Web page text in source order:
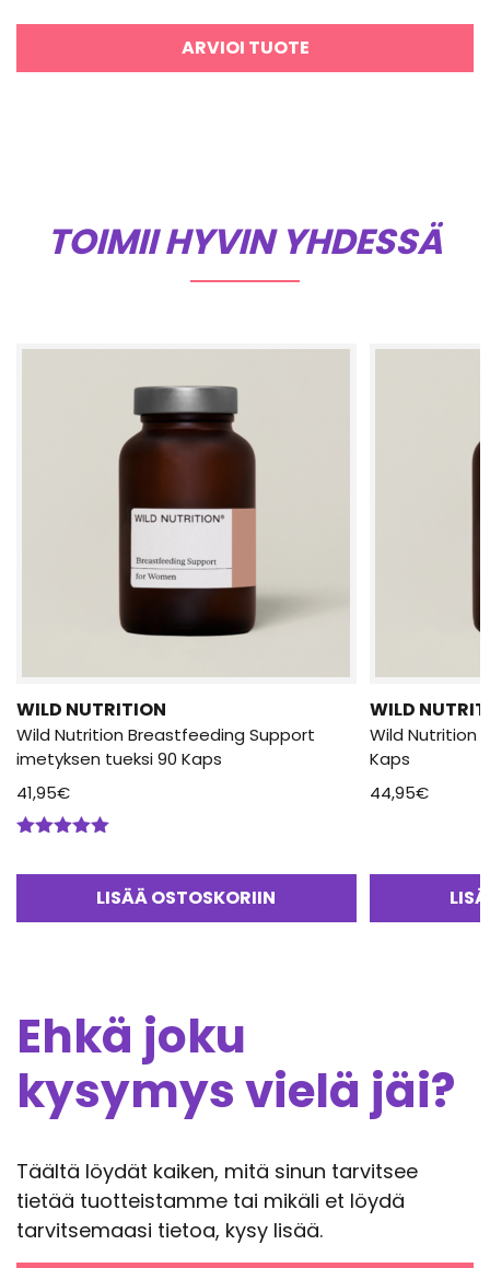
ARVIOI TUOTE
TOIMII HYVIN YHDESSÄ
WILD NUTRITION
Wild Nutrition Breastfeeding Support
imetyksen tueksi 90 Kaps
41,95€
LISÄÄ OSTOSKORIIN
WILD
Wild Nutrition
Kaps
44,95€
Ehkä joku
kysymys vielä jäi?
Täältä löydät kaiken, mitä sinun tarvitsee
tietää tuotteistamme tai mikäli et löydä
tarvitsemaasi tietoa, kysy lisää.